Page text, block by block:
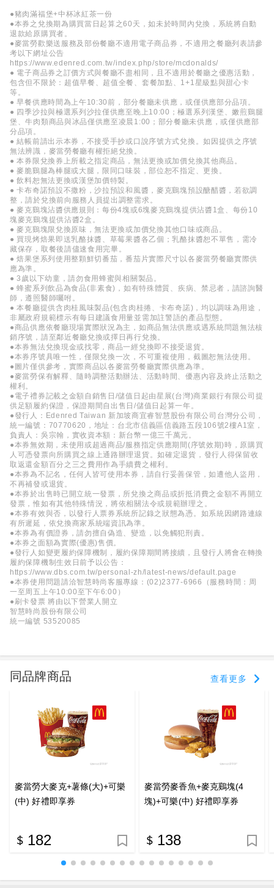
●豬肉滿福堡+中杯冰紅茶一份
●本券之兌換期為購買當日起算之60天，如未於時間內兌換，系統將自動
退款給原購買者。
●麥當勞歡樂送服務及部份餐廳不適用電子商品券，不適用之餐廳列表請參
考以下網址公告
https://www.edenred.com.tw/index.php/store/mcdonalds/
● 電子商品券之訂價方式與餐廳不盡相同，且不適用於餐廳之優惠活動，
包含但不限於：超值早餐、超值全餐、套餐加點、1+1星級點與甜心卡
等。
● 早餐供應時間為上午10:30前，部分餐廳未供應，或僅供應部分品項。
● 四季沙拉與極選系列沙拉僅供應至晚上10:00；極選系列漢堡、嫩煎鷄腿
堡、牛肉類商品與冰品僅供應至凌晨1:00；部分餐廳未供應，或僅供應部
分品項。
● 結帳前請出示本券，不接受手抄或口說序號方式兌換。如因提供之序號
無法辨識，麥當勞餐廳有權拒絕兌換。
● 本券限兌換券上所載之指定商品，無法更換或加價兌換其他商品。
● 麥脆鷄腿為棒腿或大腿，限同口味裝，部位恕不指定、更換。
● 飲料恕無法更換或漢堡加價特製。
● 卡布奇諾預設不撒粉，沙拉預設和風醬，麥克鷄塊預設醣醋醬，若欲調
整，請於兌換前向服務人員提出調整需求。
● 麥克鷄塊沾醬供應規則：每份4塊或6塊麥克鷄塊提供沾醬1盒、每份10
塊麥克鷄塊提供沾醬2盒。
● 麥克鷄塊限兌換原味，無法更換或加價兌換其他口味或商品。
● 買現烤焙果即送乳酪抹醬、草莓果醬各乙個；乳酪抹醬恕不單售，需冷
藏保存，取餐後請儘速食用完畢。
● 焙果堡系列使用整顆鮮切番茄，番茄片實際尺寸以各麥當勞餐廳實際供
應為準。
● 3歲以下幼童，請勿食用蜂蜜與相關製品。
● 蜂蜜系列飲品為食品(非素食)，如有特殊體質、疾病、禁忌者，請諮詢醫
師，遵照醫師囑咐。
● 本餐廳提供含肉桂風味製品(包含肉桂捲、卡布奇諾)，均以調味為用途，
非屬政府規範標示有每日建議食用量並需加註警語的產品型態。
●商品供應依餐廳現場實際狀況為主，如商品無法供應或遇系統問題無法核
銷序號，請至鄰近餐廳兌換或擇日再行兌換。
●本券無法兌換現金或找零，商品一經兌換即不接受退貨。
●本券序號具唯一性，僅限兌換一次，不可重複使用，截圖恕無法使用。
●圖片僅供參考，實際商品以各麥當勞餐廳實際供應為準。
●麥當勞保有解釋、隨時調整活動辦法、活動時間、優惠內容及終止活動之
權利。
●電子禮券記載之金額自銷售日/儲值日起由星展(台灣)商業銀行有限公司提
供足額履約保證，保證期間自出售日/儲值日起算一年。
●發行人：Edenred Taiwan 新加坡商宜睿智慧股份有限公司台灣分公司，
統一編號：70770620，地址：台北市信義區信義路五段106號2樓A1室，
負責人：吳宗翰，實收資本額：新台幣一億三千萬元。
●本券無效期，未使用或超過商品/服務指定供應期間(序號效期)時，原購買
人可憑發票向所購買之線上通路辦理退貨。如確定退貨，發行人得保留收
取返還金額百分之三之費用作為手續費之權利。
●本券為不記名，任何人皆可使用本券，請自行妥善保管，如遭他人盜用，
不再補發或退貨。
●本券於出售時已開立統一發票，所兌換之商品或折抵消費之金額不再開立
發票，惟如有其他特殊情況，將依相關法令或規範辦理之。
●本券有效與否，以發行人票券系統所記錄之狀態為憑。如系統因網路連線
有所遲延，依兌換商家系統端資訊為準。
●本券為有價證券，請勿擅自偽造、變造，以免觸犯刑責。
●本券之面額為實際(優惠)售價。
●發行人如變更履約保障機制，履約保障期間將接續，且發行人將會在轉換
履約保障機制生效日前予以公告：
https://www.dbs.com.tw/personal-zh/latest-news/default.page
●本券使用問題請洽智慧時尚客服專線：(02)2377-6966（服務時間：周
一至周五上午10:00至下午6:00）
●刷卡發票 將由以下營業人開立
智慧時尚股份有限公司
統一編號 53520085
同品牌商品 查看更多
麥當勞大麥克+薯條(大)+可樂
(中) 好禮即享券
182
麥當勞麥香魚+麥克鷄塊(4
塊)+可樂(中) 好禮即享券
138